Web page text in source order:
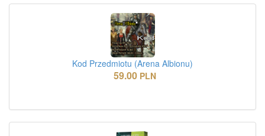
Kod Przedmiotu (Arena Albionu)
59.00 PLN